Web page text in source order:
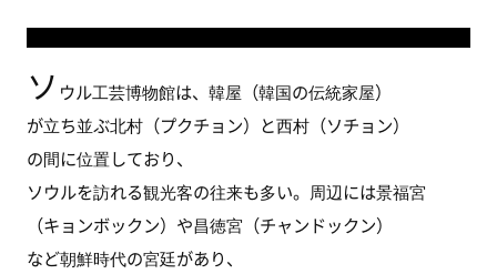
ソ ウル工芸博物館は、韓屋（韓国の伝統家屋）
が立ち並ぶ北村（プクチョン）と西村（ソチョン）
の間に位置しており、
ソウルを訪れる観光客の往来も多い。周辺には景福宮
（キョンボックン）や昌徳宮（チャンドックン）
など朝鮮時代の宮廷があり、